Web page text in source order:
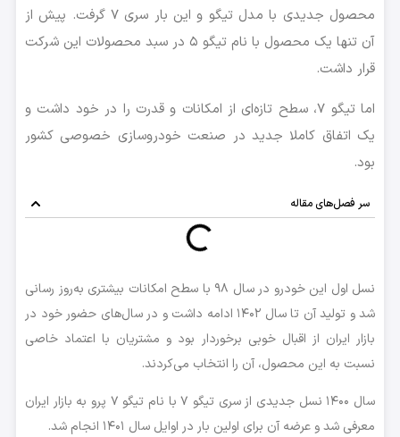
محصول جدیدی با مدل تیگو و این بار سری ۷ گرفت. پیش از
آن تنها یک محصول با نام تیگو ۵ در سبد محصولات این شرکت
قرار داشت.
اما تیگو ۷، سطح تازه‌ای از امکانات و قدرت را در خود داشت و
یک اتفاق کاملا جدید در صنعت خودروسازی خصوصی کشور
بود.
سر فصل‌های مقاله
نسل اول این خودرو در سال ۹۸ با سطح امکانات بیشتری به‌روز رسانی
شد و تولید آن تا سال ۱۴۰۲ ادامه داشت و در سال‌های حضور خود در
بازار ایران از اقبال خوبی برخوردار بود و مشتریان با اعتماد خاصی
نسبت به این محصول، آن را انتخاب می‌کردند.
سال ۱۴۰۰ نسل جدیدی از سری تیگو ۷ با نام تیگو ۷ پرو به بازار ایران
معرفی شد و عرضه آن برای اولین بار در اوایل سال ۱۴۰۱ انجام شد.